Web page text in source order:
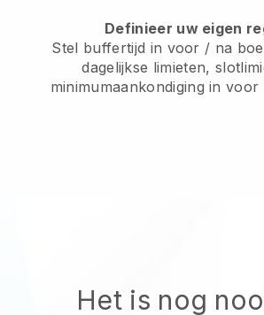
Definieer uw eigen
Stel buffertijd in voor / na
dagelijkse limieten,
minimumaankondiging in
Het is nog